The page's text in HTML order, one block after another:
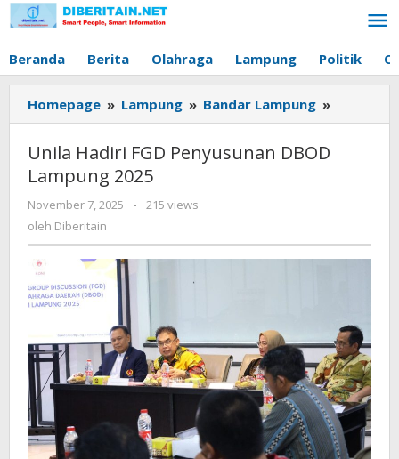
Lewati
ke
Beranda Berita Olahraga Lampung Politik
Homepage » Lampung » Bandar Lampung »
Hadiri
Unila Hadiri FGD Penyusunan DBOD
Lampung 2025
November 7, 2025
oleh
-
215 views
oleh Diberitain